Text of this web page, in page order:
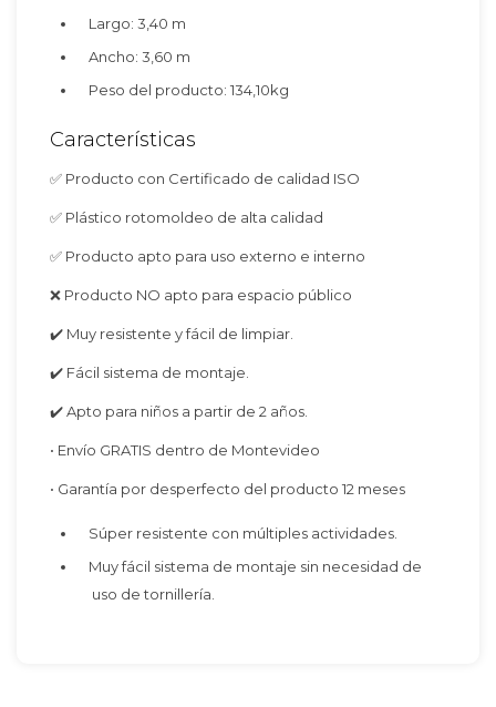
Largo: 3,40 m
Ancho: 3,60 m
Peso del producto: 134,10kg
Características
✅ Producto con Certificado de calidad ISO
✅ Plástico rotomoldeo de alta calidad
✅ Producto apto para uso externo e interno
❌ Producto NO apto para espacio público
✔️ Muy resistente y fácil de limpiar.
✔️ Fácil sistema de montaje.
✔️ Apto para niños a partir de 2 años.
• Envío GRATIS dentro de Montevideo
• Garantía por desperfecto del producto 12 meses
Súper resistente con múltiples actividades.
Muy fácil sistema de montaje sin necesidad de
uso de tornillería.